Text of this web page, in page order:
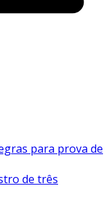
para prova de
de três